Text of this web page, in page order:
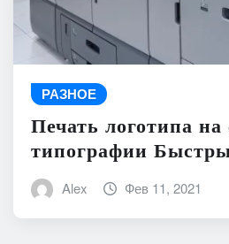
РАЗНОЕ
Печать логотипа на
типографии
Alex Фев 11, 2021